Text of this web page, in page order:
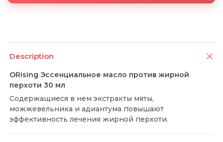
Description
ORising Эссенциальное масло против жирной
перхоти 30 мл
Содержащиеся в нем экстракты мяты,
можжевельника и адиантума повышают
эффективность лечения жирной перхоти.